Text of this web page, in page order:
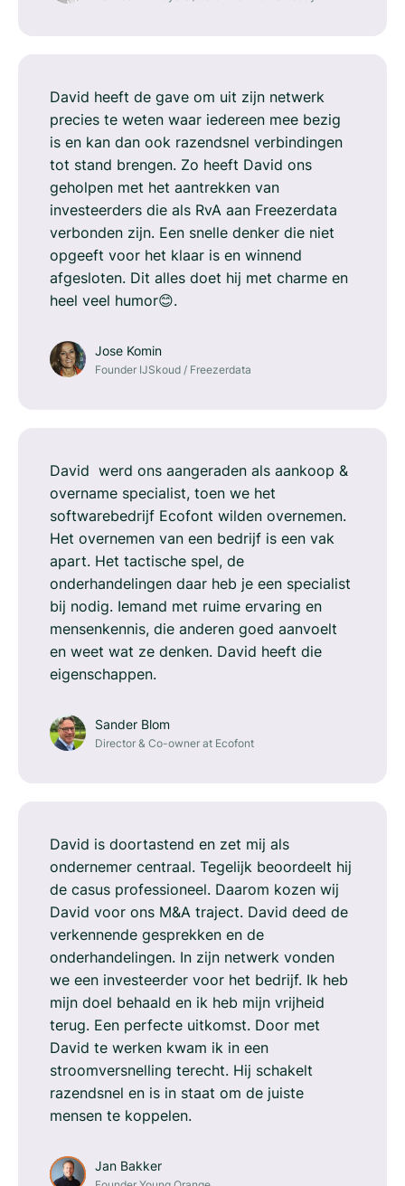
David heeft de gave om uit zijn netwerk
precies te weten waar iedereen mee bezig
is en kan dan ook razendsnel verbindingen
tot stand brengen. Zo heeft David ons
geholpen met het aantrekken van
investeerders die als RvA aan Freezerdata
verbonden zijn. Een snelle denker die niet
opgeeft voor het klaar is en winnend
afgesloten. Dit alles doet hij met charme en
heel veel humor😊.
Jose Komin
Founder IJSkoud / Freezerdata
David werd ons aangeraden als aankoop &
overname specialist, toen we het
softwarebedrijf Ecofont wilden overnemen.
Het overnemen van een bedrijf is een vak
apart. Het tactische spel, de
onderhandelingen daar heb je een specialist
bij nodig. Iemand met ruime ervaring en
mensenkennis, die anderen goed aanvoelt
en weet wat ze denken. David heeft die
eigenschappen.
Sander Blom
Director & Co-owner at Ecofont
David is doortastend en zet mij als
ondernemer centraal. Tegelijk beoordeelt hij
de casus professioneel. Daarom kozen wij
David voor ons M&A traject. David deed de
verkennende gesprekken en de
onderhandelingen. In zijn netwerk vonden
we een investeerder voor het bedrijf. Ik heb
mijn doel behaald en ik heb mijn vrijheid
terug. Een perfecte uitkomst. Door met
David te werken kwam ik in een
stroomversnelling terecht. Hij schakelt
razendsnel en is in staat om de juiste
mensen te koppelen.
Jan Bakker